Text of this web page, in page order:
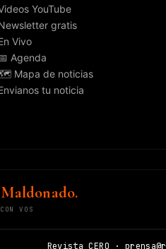
YouTube
gratis
Vivo
Agenda
Mapa de noticias
tu noticia
VOS
Revista CERO ·